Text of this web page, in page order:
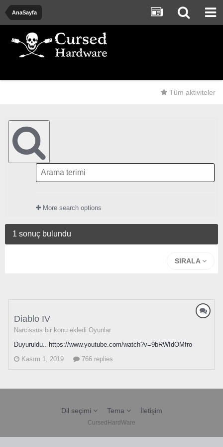
AnaSayfa
Tüm aktiviteler
More search options
1 sonuç bulundu
SIRALA
Diablo IV
Narcissus bir konu ekledi Oyunlar
Duyuruldu.. https://www.youtube.com/watch?v=9bRWIdOMfro
Kasım 1, 2019
766 replies
Dil seçimi Tema İletişim
CursedHardWare